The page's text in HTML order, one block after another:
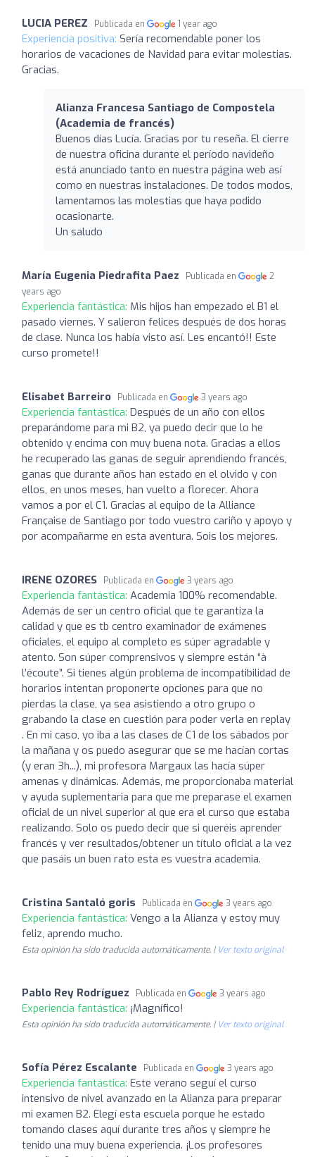
LUCIA PEREZ Publicada en 1 year ago
Experiencia positiva: Sería recomendable poner los
horarios de vacaciones de Navidad para evitar molestias.
Gracias.
Alianza Francesa Santiago de Compostela
(Academia de francés)
Buenos días Lucía. Gracias por tu reseña. El cierre
de nuestra oficina durante el período navideño
está anunciado tanto en nuestra página web así
como en nuestras instalaciones. De todos modos,
lamentamos las molestias que haya podido
ocasionarte.
Un saludo
María Eugenia Piedrafita Paez Publicada en
2
years ago
Experiencia fantástica: Mis hijos han empezado el B1 el
pasado viernes. Y salieron felices después de dos horas
de clase. Nunca los había visto así. Les encantó!! Este
curso promete!!
Elisabet Barreiro Publicada en 3 years ago
Experiencia fantástica: Después de un año con ellos
preparándome para mi B2, ya puedo decir que lo he
obtenido y encima con muy buena nota. Gracias a ellos
he recuperado las ganas de seguir aprendiendo francés,
ganas que durante años han estado en el olvido y con
ellos, en unos meses, han vuelto a florecer. Ahora
vamos a por el C1. Gracias al equipo de la Alliance
Française de Santiago por todo vuestro cariño y apoyo y
por acompañarme en esta aventura. Sois los mejores.
IRENE OZORES Publicada en 3 years ago
Experiencia fantástica: Academia 100% recomendable.
Además de ser un centro oficial que te garantiza la
calidad y que es tb centro examinador de exámenes
oficiales, el equipo al completo es súper agradable y
atento. Son súper comprensivos y siempre están “à
l’écoute”. Si tienes algún problema de incompatibilidad de
horarios intentan proponerte opciones para que no
pierdas la clase, ya sea asistiendo a otro grupo o
grabando la clase en cuestión para poder verla en replay
. En mi caso, yo iba a las clases de C1 de los sábados por
la mañana y os puedo asegurar que se me hacían cortas
(y eran 3h...), mi profesora Margaux las hacía súper
amenas y dinámicas. Además, me proporcionaba material
y ayuda suplementaria para que me preparase el examen
oficial de un nivel superior al que era el curso que estaba
realizando. Solo os puedo decir que si queréis aprender
francés y ver resultados/obtener un título oficial a la vez
que pasáis un buen rato esta es vuestra academia.
Cristina Santaló goris Publicada en 3 years ago
Experiencia fantástica: Vengo a la Alianza y estoy muy
feliz, aprendo mucho.
Esta opinión ha sido traducida automáticamente. | Ver texto original
Pablo Rey Rodríguez Publicada en 3 years ago
Experiencia fantástica: ¡Magnífico!
Esta opinión ha sido traducida automáticamente. | Ver texto original
Sofía Pérez Escalante Publicada en 3 years ago
Experiencia fantástica: Este verano seguí el curso
intensivo de nivel avanzado en la Alianza para preparar
mi examen B2. Elegí esta escuela porque he estado
tomando clases aquí durante tres años y siempre he
tenido una muy buena experiencia. ¡Los profesores